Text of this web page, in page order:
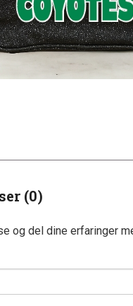
(0)
og del dine erfaringer